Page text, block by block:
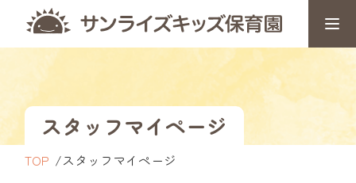
スタッフマイページ
TOP スタッフマイページ